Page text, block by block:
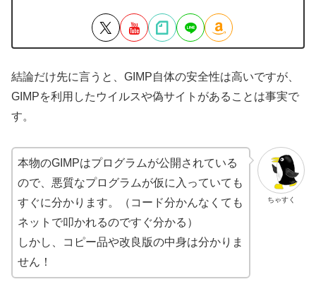
結論だけ先に言うと、GIMP自体の安全性は高いですが、
GIMPを利用したウイルスや偽サイトがあることは事実で
す。
ちゃすく
本物のGIMPはプログラムが公開されている
ので、悪質なプログラムが仮に入っていても
すぐに分かります。（コード分かんなくても
ネットで叩かれるのですぐ分かる）
しかし、コピー品や改良版の中身は分かりま
せん！